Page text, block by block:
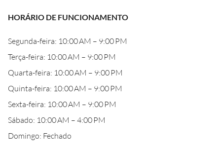
HORÁRIO DE FUNCIONAMENTO
Segunda-feira: 10:00 AM – 9:00 PM
Terça-feira: 10:00 AM – 9:00 PM
Quarta-feira: 10:00 AM – 9:00 PM
Quinta-feira: 10:00 AM – 9:00 PM
Sexta-feira: 10:00 AM – 9:00 PM
Sábado: 10:00 AM – 4:00 PM
Domingo: Fechado